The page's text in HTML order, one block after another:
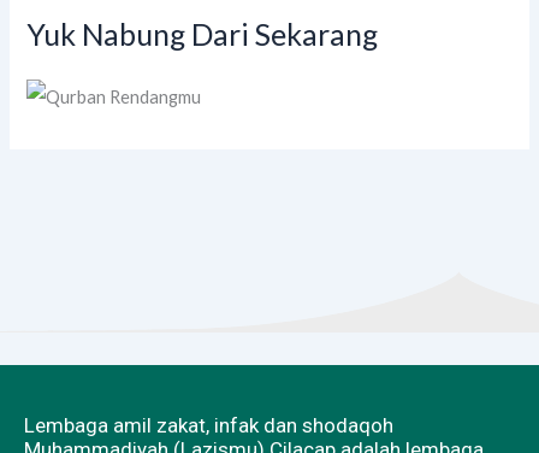
Yuk Nabung Dari Sekarang
Lembaga amil zakat, infak dan shodaqoh